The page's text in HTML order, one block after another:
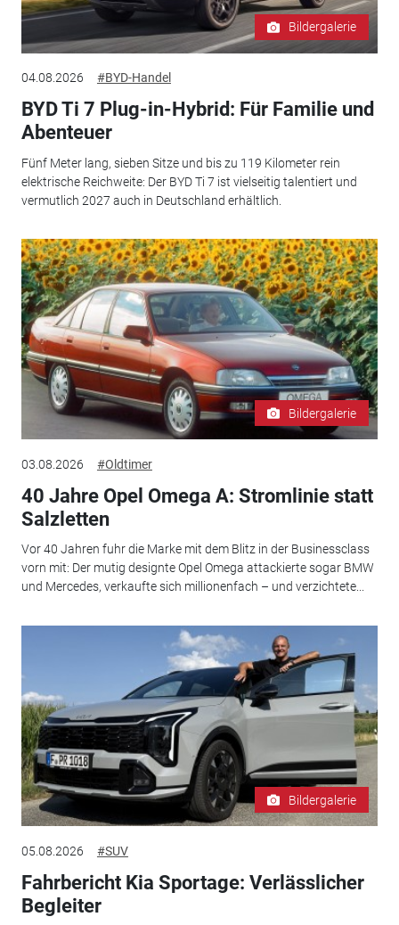
Bildergalerie
04.08.2026 #BYD-Handel
BYD Ti 7 Plug-in-Hybrid: Für Familie und
Abenteuer
Fünf Meter lang, sieben Sitze und bis zu 119 Kilometer rein
elektrische Reichweite: Der BYD Ti 7 ist vielseitig talentiert und
vermutlich 2027 auch in Deutschland erhältlich.
Bildergalerie
03.08.2026 #Oldtimer
40 Jahre Opel Omega A: Stromlinie statt
Salzletten
Vor 40 Jahren fuhr die Marke mit dem Blitz in der Businessclass
vorn mit: Der mutig designte Opel Omega attackierte sogar BMW
und Mercedes, verkaufte sich millionenfach – und verzichtete...
Bildergalerie
05.08.2026 #SUV
Fahrbericht Kia Sportage: Verlässlicher
Begleiter